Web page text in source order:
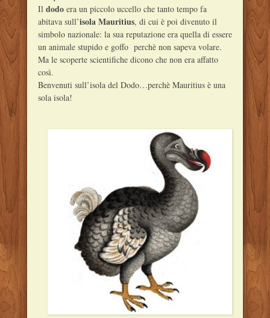
Il dodo era un piccolo uccello che tanto tempo fa
abitava sull’isolaMauritius, di cui è poi divenuto il
simbolo nazionale: la sua reputazione era quella di essere
un animale stupido e goffo perchè non sapeva volare.
Ma le scoperte scientifiche dicono che non era affatto
così.
Benvenuti sull’isola del Dodo…perchè Mauritius è una
sola isola!